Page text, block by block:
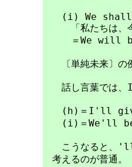
(i) We shall
「私たちは、今
＝We will
〔単純未来〕の
話し言葉では
(h)＝I'll
(i)＝We'll
こうなると、'll
考えるのが普通。